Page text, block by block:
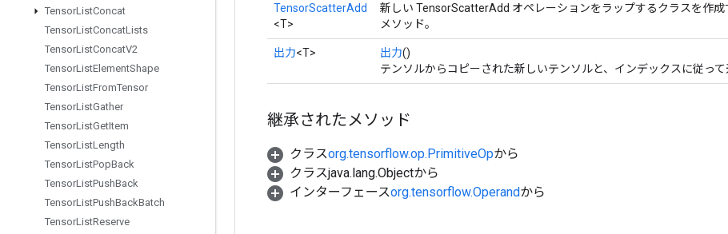
TensorListConcat
TensorListConcatLists
TensorListConcatV2
TensorListElementShape
TensorListFromTensor
TensorListGather
TensorListGetItem
TensorListLength
TensorListPopBack
TensorListPushBack
TensorListPushBackBatch
TensorListReserve
TensorScatterAdd
<T>
新しい TensorScatterAdd オペレーションをラップするクラスを作成
メソッド。
出力<T> 出力()
テンソルからコピーされた新しいテンソルと、インデックスに従って
継承されたメソッド
クラスorg.tensorflow.op.PrimitiveOpから
クラスjava.lang.Objectから
インターフェースorg.tensorflow.Operandから